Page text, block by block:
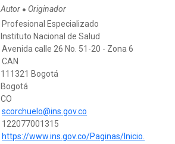
Autor ● Originador
Profesional Especializado
Instituto Nacional de Salud
Avenida calle 26 No. 51-20 - Zona 6
CAN
111321 Bogotá
Bogotá
CO
scorchuelo@ins.gov.co
122077001315
https://www.ins.gov.co/Paginas/Inicio.